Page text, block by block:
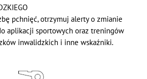
pchnięć, otrzymuj alerty o zmianie
aplikacji sportowych oraz treningów
inwalidzkich i inne wskaźniki.